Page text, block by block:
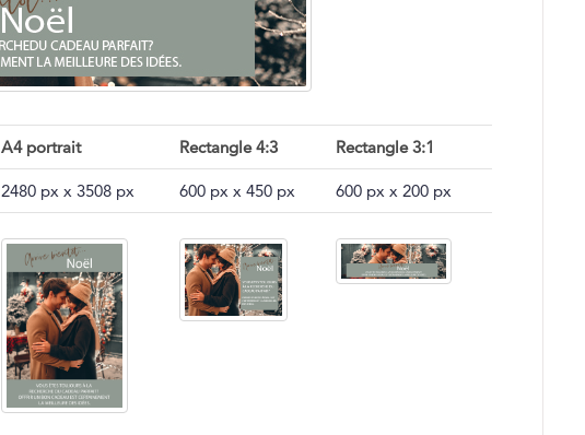
A4 portrait Rectangle 4:3 Rectangle 3:1
2480 px x 3508 px 600 px x 450 px 600 px x 200 px